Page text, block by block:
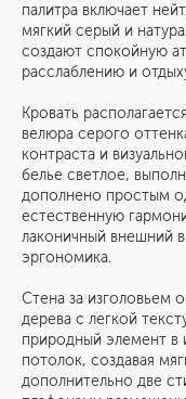
палитра включает
мягкий серый и
создают спокойную
расслаблению и
Кровать
велюра серого
контраста и
белье светлое,
дополнено простым
естественную
лаконичный внешний
эргономика.
Стена за изголовьем
дерева с легкой
природный элемент в
потолок, создавая
дополнительно две